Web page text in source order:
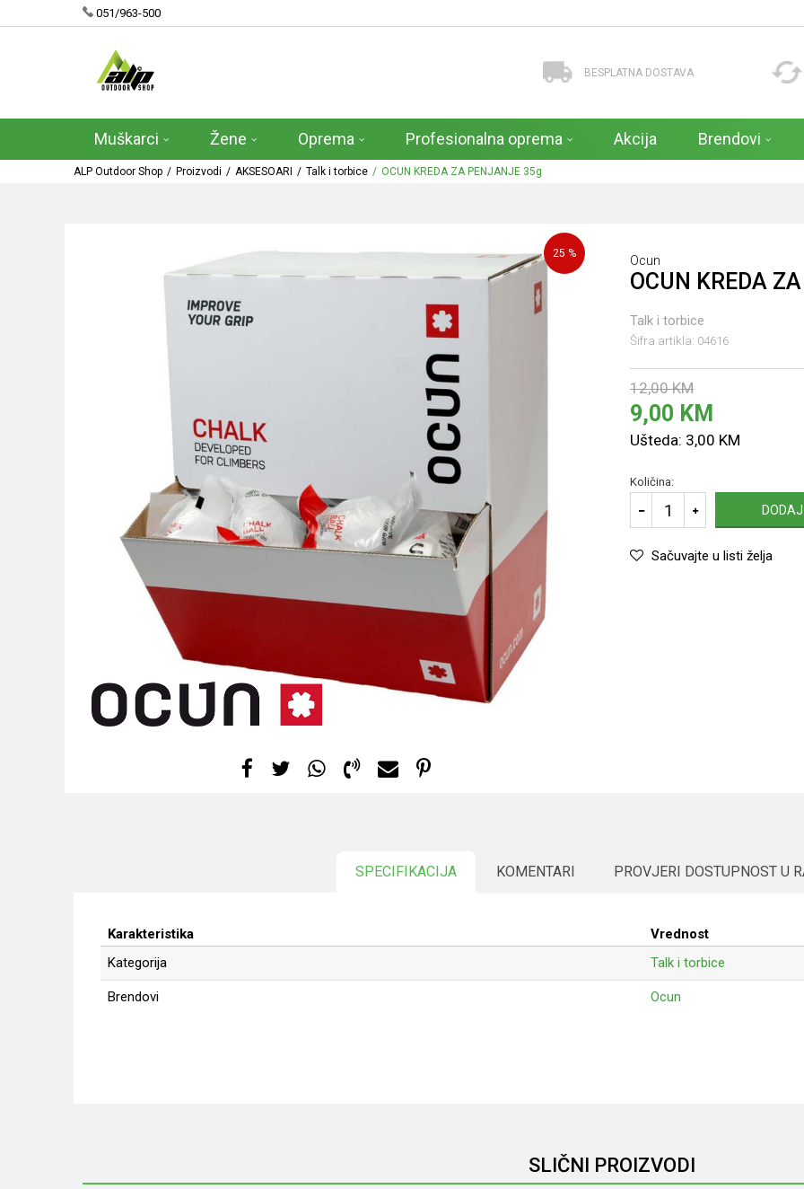
051/963-500
BESPLATNA DOSTAVA
Muškarci Žene Oprema Profesionalna oprema Akcija Brendovi
ALP Outdoor Shop Proizvodi AKSESOARI Talk i torbice OCUN KREDA ZA PENJANJE 35g
25 % Ocun
OCUN KREDA
Talk i torbice
Šifra artikla: 04616
12,00 KM
9,00 KM
Ušteda: 3,00 KM
Količina:
Sačuvajte u listi želja
SPECIFIKACIJA KOMENTARI PROVJERI DOSTUPNOST U
Karakteristika
Vrednost
Kategorija
Talk i torbice
Brendovi Ocun
SLIČNI PROIZVODI